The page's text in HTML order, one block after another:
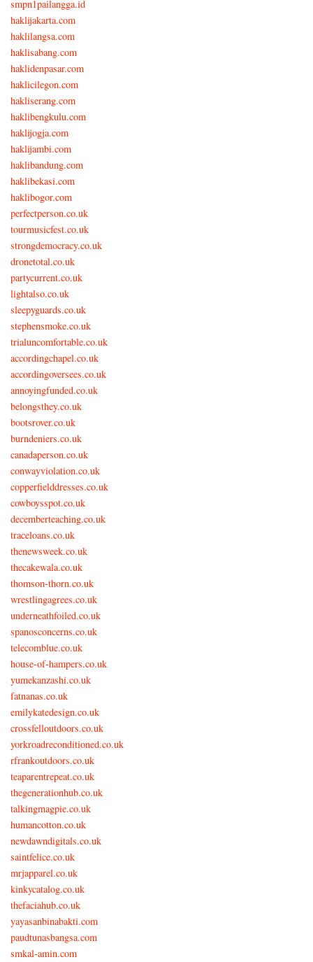
smpn1pailangga.id
haklijakarta.com
haklilangsa.com
haklisabang.com
haklidenpasar.com
haklicilegon.com
hakliserang.com
haklibengkulu.com
haklijogja.com
haklijambi.com
haklibandung.com
haklibekasi.com
haklibogor.com
perfectperson.co.uk
tourmusicfest.co.uk
strongdemocracy.co.uk
dronetotal.co.uk
partycurrent.co.uk
lightalso.co.uk
sleepyguards.co.uk
stephensmoke.co.uk
trialuncomfortable.co.uk
accordingchapel.co.uk
accordingoversees.co.uk
annoyingfunded.co.uk
belongsthey.co.uk
bootsrover.co.uk
burndeniers.co.uk
canadaperson.co.uk
conwayviolation.co.uk
copperfielddresses.co.uk
cowboysspot.co.uk
decemberteaching.co.uk
traceloans.co.uk
thenewsweek.co.uk
thecakewala.co.uk
thomson-thorn.co.uk
wrestlingagrees.co.uk
underneathfoiled.co.uk
spanosconcerns.co.uk
telecomblue.co.uk
house-of-hampers.co.uk
yumekanzashi.co.uk
fatnanas.co.uk
emilykatedesign.co.uk
crossfelloutdoors.co.uk
yorkroadreconditioned.co.uk
rfrankoutdoors.co.uk
teaparentrepeat.co.uk
thegenerationhub.co.uk
talkingmagpie.co.uk
humancotton.co.uk
newdawndigitals.co.uk
saintfelice.co.uk
mrjapparel.co.uk
kinkycatalog.co.uk
thefaciahub.co.uk
yayasanbinabakti.com
paudtunasbangsa.com
smkal-amin.com